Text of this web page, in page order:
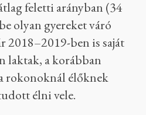
feletti arányban (34
olyan gyereket váró
2018–2019-ben is saját
laktak, a korábban
rokonoknál élőknek
élni vele.